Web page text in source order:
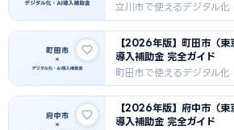
（最大4,000万円）、沖
援、ICTビジネス高度化支
自5制度を比較表・申請手
用事例・FAQ10問つきで
興特別措置法の特例も収録
立川市で使えるデジタル化
助金を徹底解説。IT導入補
づくり補助金・市独自補助
法・採択事例・支援機関
年最新版でお届けします。
機器・物流・IT向けDX補
摩地域最大の商業拠点。
【2026年版】町田市（東
導入補助金 完全ガイド
町田市で使えるデジタル化
助金を徹底解説。IT導入補
づくり補助金・市独自補助
法・採択事例・支援機関
年最新版でお届けします。
【2026年版】府中市（東
導入補助金 完全ガイド